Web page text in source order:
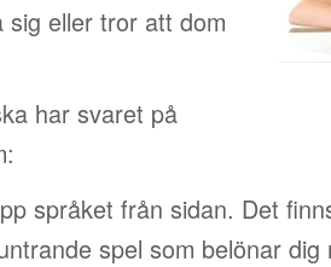
sig eller tror att dom
har svaret på
språket från sidan. Det
spel som belönar